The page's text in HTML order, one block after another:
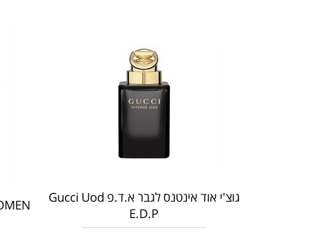
גוצ'י אוד אינטנס לגבר א.ד.פ Gucci Uod
E.D.P